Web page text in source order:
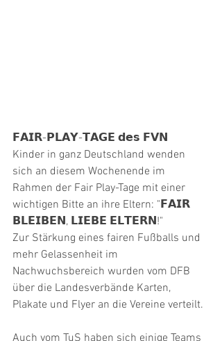
𝗙𝗔𝗜𝗥-𝗣𝗟𝗔𝗬-𝗧𝗔𝗚𝗘 𝗱𝗲𝘀 𝗙𝗩𝗡
Kinder in ganz Deutschland wenden
sich an diesem Wochenende im
Rahmen der Fair Play-Tage mit einer
wichtigen Bitte an ihre Eltern: "𝗙𝗔𝗜𝗥
𝗕𝗟𝗘𝗜𝗕𝗘𝗡, 𝗟𝗜𝗘𝗕𝗘 𝗘𝗟𝗧𝗘𝗥𝗡!"
Zur Stärkung eines fairen Fußballs und
mehr Gelassenheit im
Nachwuchsbereich wurden vom DFB
über die Landesverbände Karten,
Plakate und Flyer an die Vereine verteilt.